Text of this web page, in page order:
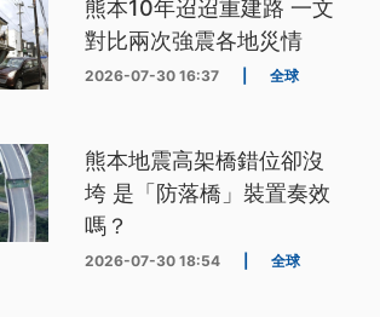
熊本10年迢迢重建路 一文
對比兩次強震各地災情
2026-07-30 16:37 全球
熊本地震高架橋錯位卻沒
垮 是「防落橋」裝置奏效
嗎？
2026-07-30 18:54 全球